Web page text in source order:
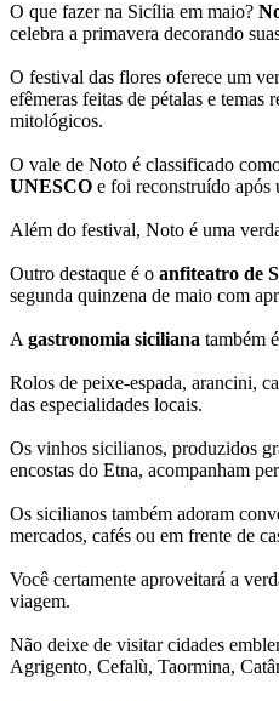
O que fazer na Sicília em maio?
celebra a primavera decorando
O festival das flores oferece um
efêmeras feitas de pétalas e temas
mitológicos.
O vale de Noto é classificado
UNESCO e foi reconstruído após
Além do festival, Noto é uma
Outro destaque é o anfiteatro de
segunda quinzena de maio com
A gastronomia siciliana também
Rolos de peixe-espada, arancini,
das especialidades locais.
Os vinhos sicilianos, produzidos
encostas do Etna, acompanham
Os sicilianos também adoram
mercados, cafés ou em frente de
Você certamente aproveitará a
viagem.
Não deixe de visitar cidades
Agrigento, Cefalù, Taormina,